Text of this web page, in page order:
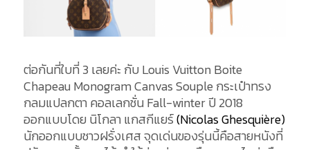
ต่อกันที่ใบที่ 3 เลยค่ะ กับ Louis Vuitton Boite
Chapeau Monogram Canvas Souple กระเป๋าทรง
กลมแปลกตา คอลเลกชั่น Fall-winter ปี 2018
ออกแบบโดย นิโกลา แกสกีแยร์(Nicolas Ghesquière)
นักออกแบบชาวฝรั่งเศส จุดเด่นของรุ่นนี้คือสายหนังที่